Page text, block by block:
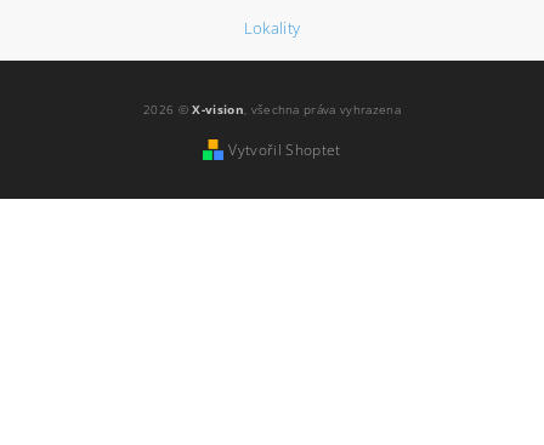
Lokality
2026 ©X-vision, všechna práva vyhrazena
Vytvořil Shoptet